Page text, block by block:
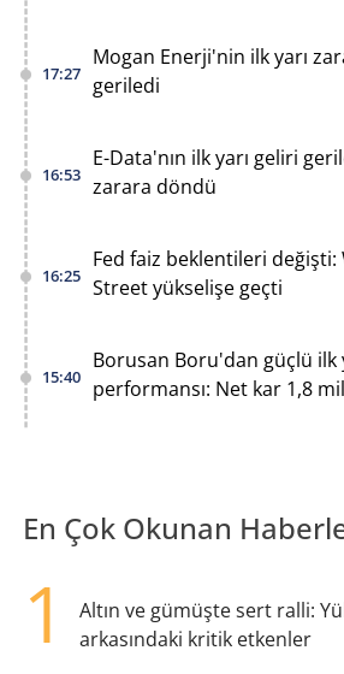
17:27
Mogan Enerji'nin ilk yarı
geriledi
16:53
E-Data'nın ilk yarı geliri
zarara döndü
16:25
Fed faiz beklentileri değişti:
Street yükselişe geçti
15:40
Borusan Boru'dan güçlü ilk
performansı: Net kar 1,8
En Çok Okunan
1
Altın ve gümüşte sert ralli:
arkasındaki kritik etkenler